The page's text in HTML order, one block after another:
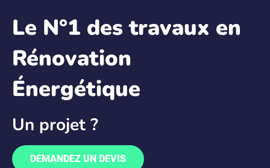
Le N°1 des travaux en
Rénovation
Énergétique
Un projet ?
DEMANDEZ UN DEVIS